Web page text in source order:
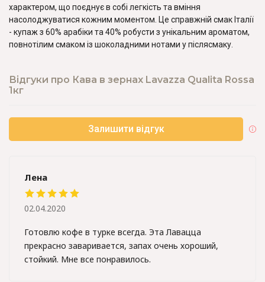
характером, що поєднує в собі легкість та вміння
насолоджуватися кожним моментом. Це справжній смак Італії
- купаж з 60% арабіки та 40% робусти з унікальним ароматом,
повнотілим смаком із шоколадними нотами у післясмаку.
Відгуки про Кава в зернах Lavazza Qualita Rossa
1кг
Залишити відгук
Лена
Готовлю кофе в турке всегда. Эта Лавацца
прекрасно заваривается, запах очень хороший,
стойкий. Мне все понравилось.
02.04.2020